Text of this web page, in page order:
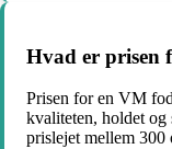
Hvad er prisen
Prisen for en VM
kvaliteten, holdet
prislejet mellem 300